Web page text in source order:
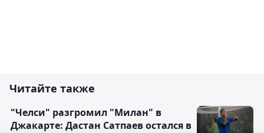
Читайте также
"Челси" разгромил "Милан" в
Джакарте: Дастан Сатпаев остался в